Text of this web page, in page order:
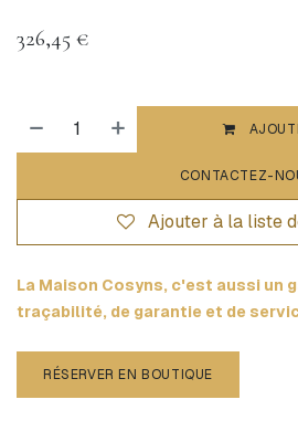
326,45 €
CONTACTEZ-
Ajouter à la liste
La Maison Cosyns, c'est aussi un
traçabilité, de garantie et de
RÉSERVER EN BOUTIQUE